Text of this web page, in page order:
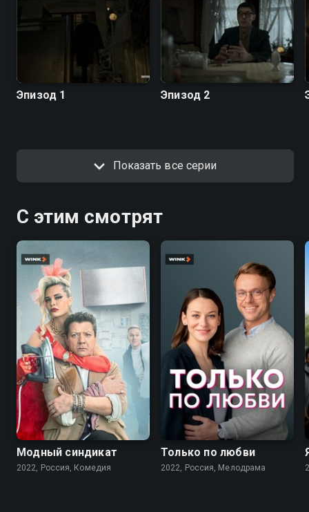
Эпизод 1 Эпизод 2
Показать все серии
С этим смотрят
7.6
Модный синдикат
2022, Россия, Комедия
Только по любви
2022, Россия, Мелодрама